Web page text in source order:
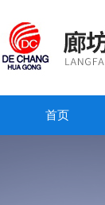
首页